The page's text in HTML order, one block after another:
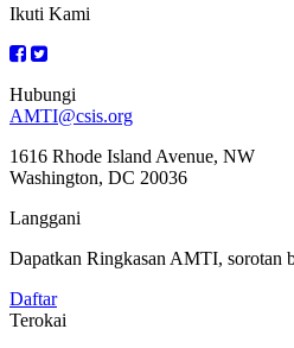
Ikuti Kami
Hubungi
AMTI@csis.org
1616 Rhode Island Avenue, NW
Washington, DC 20036
Langgani
Dapatkan Ringkasan AMTI, sorotan
Daftar
Terokai